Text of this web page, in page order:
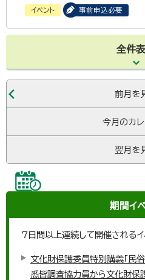
イベント 事前申込必要
全件
前月を
今月のカ
翌月を
期間イ
7 日間以上連続して開催されるイ
文化財保護委員特別講義「民
悉皆調査協力員から文化財保